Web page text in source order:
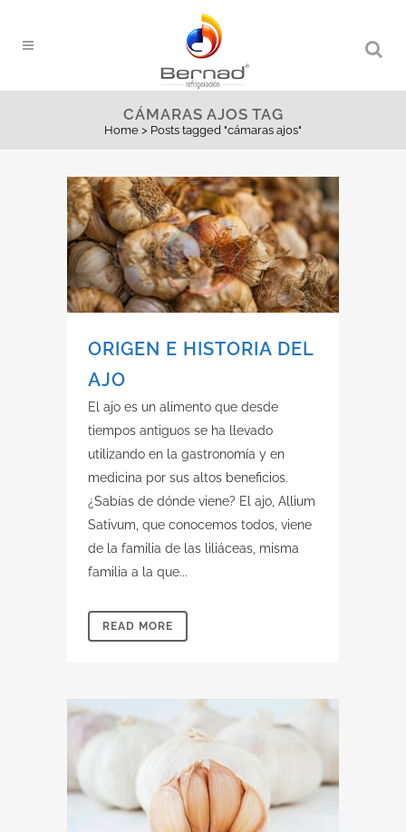
CÁMARAS AJOS TAG
Home > Posts tagged "cámaras ajos"
ORIGEN E HISTORIA DEL
AJO
El ajo es un alimento que desde
tiempos antiguos se ha llevado
utilizando en la gastronomía y en
medicina por sus altos beneficios.
¿Sabías de dónde viene? El ajo, Allium
Sativum, que conocemos todos, viene
de la familia de las liliáceas, misma
familia a la que...
READ MORE